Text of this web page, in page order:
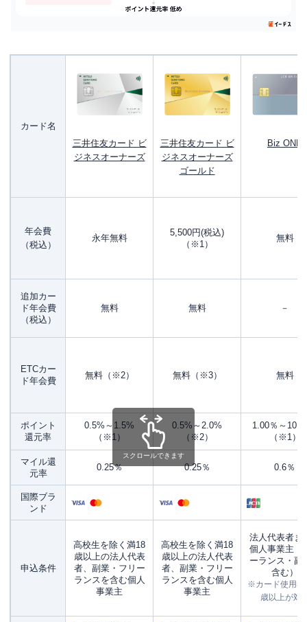
カード名
三井住友カード ビ
ジネスオーナーズ
三井住友カード ビ
ジネスオーナーズ
ゴールド
Biz ONE
年会費
（税込）
永年無料
5,500円(税込)
（※1）
無料
追加カー
ド年会費
（税込）
無料 無料 －
ETCカー
ド年会費
無料（※2） 無料（※3） 無料
ポイント
還元率
0.5%～1.5%
（※1）
0.5%～2.0%
（※2）
1.00％～
（※1）
マイル還
元率
0.25％ 0.25％ 0.6％
国際ブラ
ンド
申込条件
高校生を除く満18
歳以上の法人代表
者、副業・フリー
ランスを含む個人
事業主
高校生を除く満18
歳以上の法人代表
者、副業・フリー
ランスを含む個人
事業主
法人代表者ま
個人事業主（
ーランス・副
含む）
※カード使用者
歳以上が対
スクロールできます